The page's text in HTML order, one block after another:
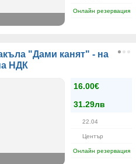
Онлайн резервация
"Дами канят" - на
НДК
16.00€
31.29лв
22.04
Център
Онлайн резервация